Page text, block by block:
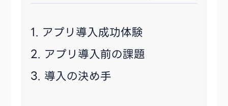
アプリ導入成功体験
アプリ導入前の課題
導入の決め手